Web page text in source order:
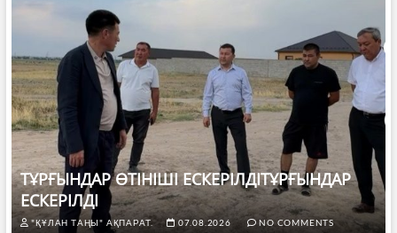
ТҰРҒЫНДАР ӨТІНІШІ ЕСКЕРІЛДІТҰРҒЫНДАР
ЕСКЕРІЛДІ
"ҚҰЛАН ТАҢЫ" АҚПАРАТ. 07.08.2026 NO COMMENTS